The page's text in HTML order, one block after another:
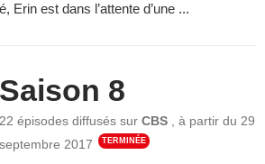
Erin est dans l’attente d’une ...
Saison 8
22 épisodes diffusés surCBS ,à partir du 29
septembre 2017
TERMINÉE